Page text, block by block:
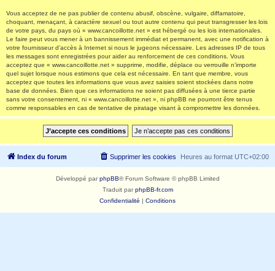
Vous acceptez de ne pas publier de contenu abusif, obscène, vulgaire, diffamatoire,
choquant, menaçant, à caractère sexuel ou tout autre contenu qui peut transgresser les lois
de votre pays, du pays où « www.cancoillotte.net » est hébergé ou les lois internationales.
Le faire peut vous mener à un bannissement immédiat et permanent, avec une notification à
votre fournisseur d’accès à Internet si nous le jugeons nécessaire. Les adresses IP de tous
les messages sont enregistrées pour aider au renforcement de ces conditions. Vous
acceptez que « www.cancoillotte.net » supprime, modifie, déplace ou verrouille n’importe
quel sujet lorsque nous estimons que cela est nécessaire. En tant que membre, vous
acceptez que toutes les informations que vous avez saisies soient stockées dans notre
base de données. Bien que ces informations ne soient pas diffusées à une tierce partie
sans votre consentement, ni « www.cancoillotte.net », ni phpBB ne pourront être tenus
comme responsables en cas de tentative de piratage visant à compromettre les données.
Index du forum Heures au format UTC+02:00
Supprimer les cookies
Développé parphpBB® Forum Software © phpBB Limited
Traduit parphpBB-fr.com
Confidentialité | Conditions